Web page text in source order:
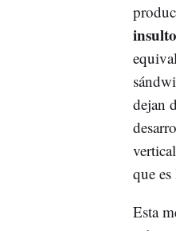
dejan
que
Esta